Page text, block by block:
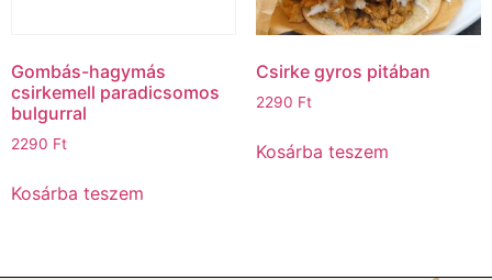
Gombás-hagymás
csirkemell paradicsomos
bulgurral
2290 Ft
Kosárba teszem
Csirke gyros pitában
2290 Ft
Kosárba teszem